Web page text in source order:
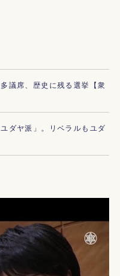
議席、歴史に残る選挙【衆
ダヤ派」。リベラルもユダ